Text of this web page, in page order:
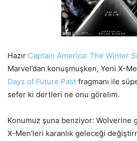
Hazır Captain America: The Winter
Marvel’dan konuşmuşken, Yeni X-
Days of Future Past fragmanı ile
sefer ki dertleri ne onu görelim.
Konumuz şuna benziyor: Wolverine
X-Men’leri karanlık geleceği